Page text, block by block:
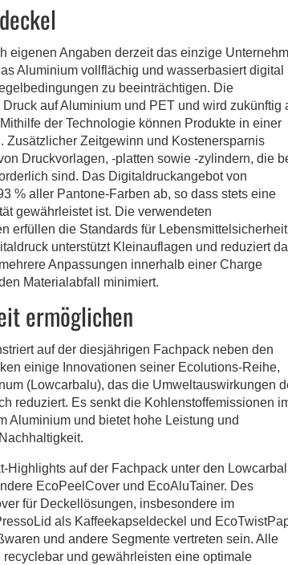
eigenen Angaben derzeit das einzige
Aluminium vollflächig und wasserbasiert digital
zu beeinträchtigen. Die
auf Aluminium und PET und wird zukünftig
der Technologie können Produkte in einer
Zusätzlicher Zeitgewinn und Kostenersparnis
Druckvorlagen, -platten sowie -zylindern, die
sind. Das Digitaldruckangebot von
% aller Pantone-Farben ab, so dass stets eine
gewährleistet ist. Die verwendeten
erfüllen die Standards für Lebensmittelsicherheit
unterstützt Kleinauflagen und reduziert
Anpassungen innerhalb einer Charge
Materialabfall minimiert.
ermöglichen
auf der diesjährigen Fachpack neben den
einige Innovationen seiner Ecolutions-Reihe,
(Lowcarbalu), das die Umweltauswirkungen
reduziert. Es senkt die Kohlenstoffemissionen
Aluminium und bietet hohe Leistung und
Highlights auf der Fachpack unter den
EcoPeelCover und EcoAluTainer. Des
für Deckellösungen, insbesondere im
als Kaffeekapseldeckel und
und andere Segmente vertreten sein. Alle
und gewährleisten eine optimale